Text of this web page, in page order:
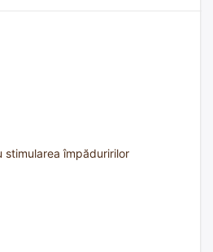
stimularea împăduririlor